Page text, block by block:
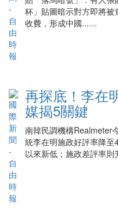
杯」貼圖暗示對方即將
收費，形成中國...…
再探底！李在
媒揭5關鍵
南韓民調機構Realmeter
統李在明施政好評率降
以來新低；施政差評率